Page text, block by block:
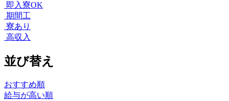
即入寮OK
期間工
寮あり
高収入
並び替え
おすすめ順
給与が高い順